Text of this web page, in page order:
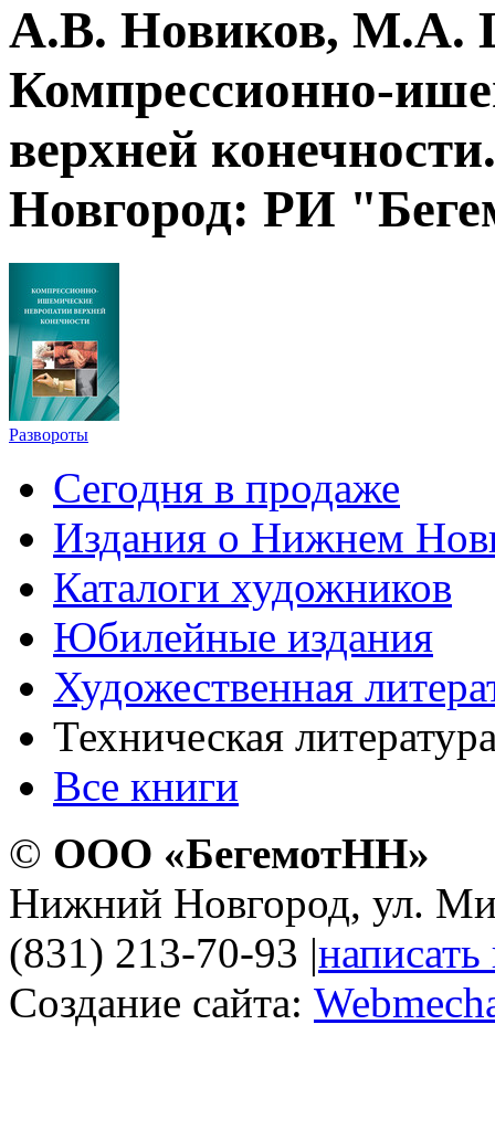
А.В. Новиков, М.А.
Компрессионно-
верхней
Новгород: РИ
Развороты
Сегодня в продаже
Издания о Нижнем
Каталоги художников
Юбилейные издания
Художественная
Техническая
Все книги
© ООО «БегемотНН»
Нижний Новгород, ул.
(831) 213-70-93 |
Создание сайта: